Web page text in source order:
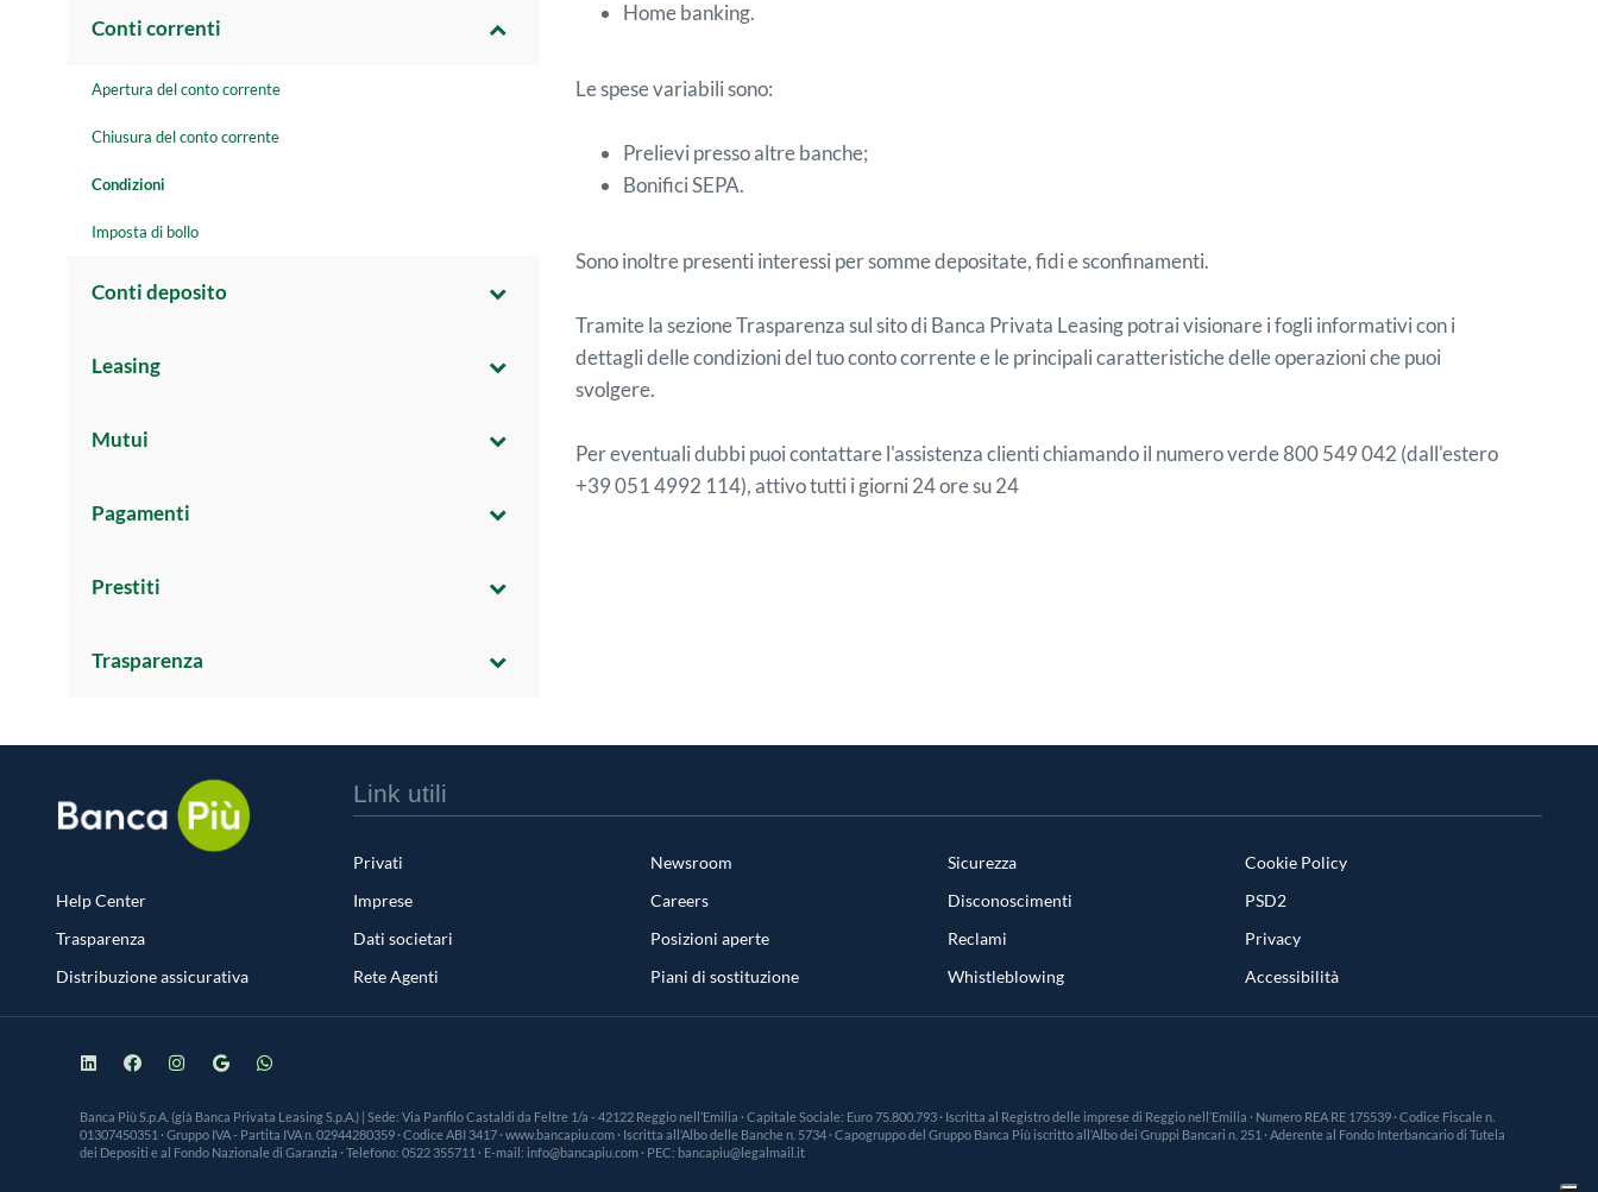
Conti correnti
Apertura del conto corrente
Chiusura del conto corrente
Condizioni
Imposta di bollo
Conti deposito
Leasing
Mutui
Pagamenti
Prestiti
Trasparenza
Home banking.
Le spese variabili sono:
Prelievi presso altre banche;
Bonifici SEPA.
Sono inoltre presenti interessi per somme depositate, fidi e sconfinamenti.
Tramite la sezione Trasparenza sul sito di Banca Privata Leasing potrai visionare i fogli informativi con i
dettagli delle condizioni del tuo conto corrente e le principali caratteristiche delle operazioni che puoi
svolgere.
Per eventuali dubbi puoi contattare l'assistenza clienti chiamando il numero verde 800 549 042 (dall'estero
+39 051 4992 114), attivo tutti i giorni 24 ore su 24
Help Center
Trasparenza
Distribuzione assicurativa
Link utili
Privati
Imprese
Dati societari
Rete Agenti
Newsroom
Careers
Posizioni aperte
Piani di sostituzione
Sicurezza
Disconoscimenti
Reclami
Whistleblowing
Cookie Policy
PSD2
Privacy
Accessibilità
Banca Più S.p.A. (già Banca Privata Leasing S.p.A.) | Sede: Via Panfilo Castaldi da Feltre 1/a - 42122 Reggio nell’Emilia · Capitale Sociale: Euro 75.800.793 · Iscritta al Registro delle imprese di Reggio nell’Emilia · Numero REA RE 175539 · Codice Fiscale n.
01307450351 · Gruppo IVA - Partita IVA n. 02944280359 · Codice ABI 3417 · www.bancapiu.com · Iscritta all’Albo delle Banche n. 5734 · Capogruppo del Gruppo Banca Più iscritto all’Albo dei Gruppi Bancari n. 251 · Aderente al Fondo Interbancario di Tutela
dei Depositi e al Fondo Nazionale di Garanzia · Telefono: 0522 355711 · E-mail: info@bancapiu.com · PEC: bancapiu@legalmail.it